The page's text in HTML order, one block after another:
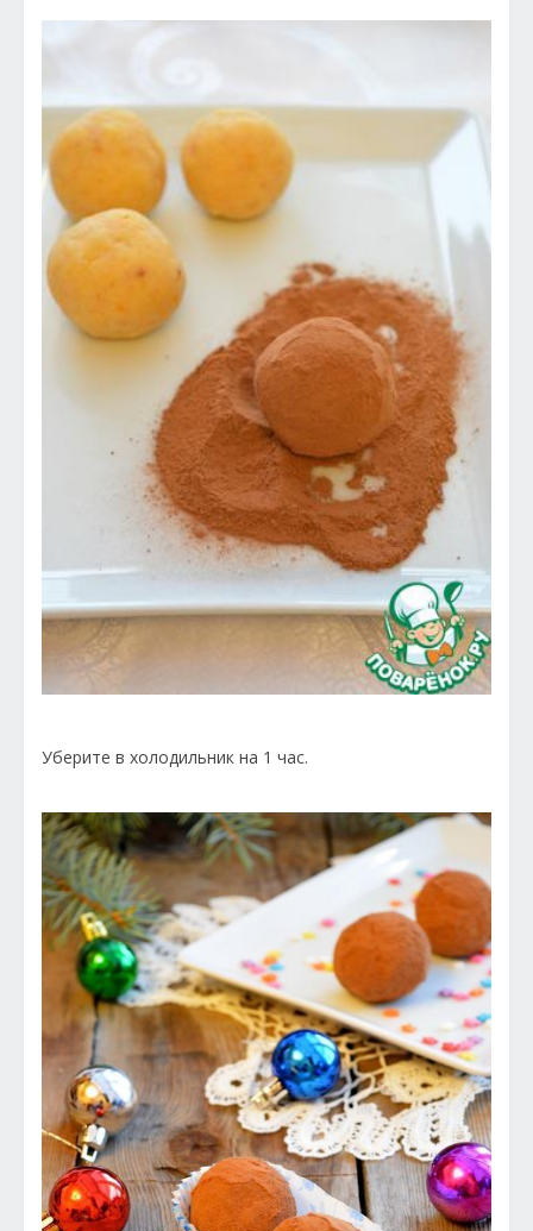
Уберите в холодильник на 1 час.